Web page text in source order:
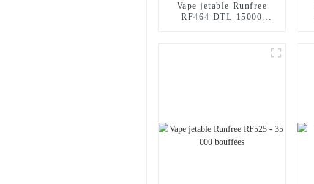
Vape jetable Runfree
RF464 DTL 15000